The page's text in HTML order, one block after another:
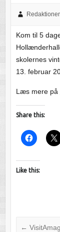
Kom til 5
skolernes
13. februar
Læs mere på
Share this:
Like this:
←